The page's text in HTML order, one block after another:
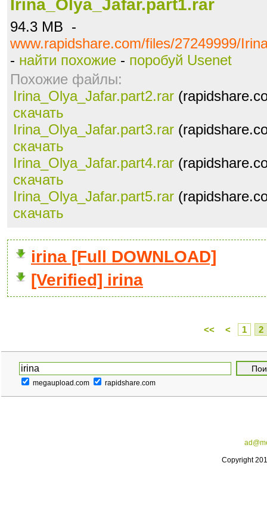
Irina_Olya_Jafar.part1.rar
94.3 MB -
www.rapidshare.com/files/27249999/
- найти похожие - поробуй Usenet
Похожие файлы:
Irina_Olya_Jafar.part2.rar
скачать
Irina_Olya_Jafar.part3.rar
скачать
Irina_Olya_Jafar.part4.rar
скачать
Irina_Olya_Jafar.part5.rar
скачать
irina [Full DOWNLOAD]
[Verified] irina
<< < 1 2
megaupload.com rapidshare.com
Copyright